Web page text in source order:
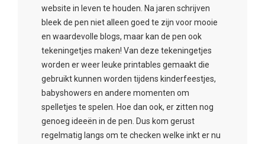
website in leven te houden. Na jaren schrijven
bleek de pen niet alleen goed te zijn voor mooie
en waardevolle blogs, maar kan de pen ook
tekeningetjes maken! Van deze tekeningetjes
worden er weer leuke printables gemaakt die
gebruikt kunnen worden tijdens kinderfeestjes,
babyshowers en andere momenten om
spelletjes te spelen. Hoe dan ook, er zitten nog
genoeg ideeën in de pen. Dus kom gerust
regelmatig langs om te checken welke inkt er nu